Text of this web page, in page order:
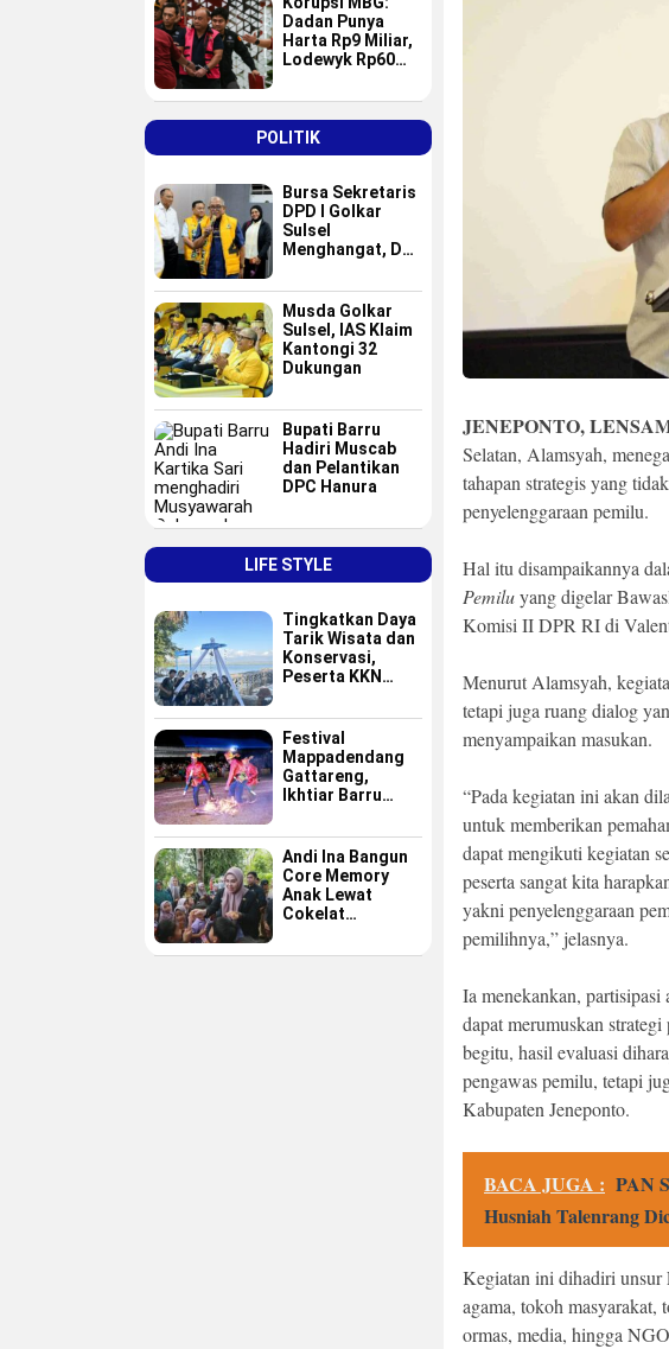
Dadan Punya
Harta Rp9 Miliar,
Lodewyk Rp60
POLITIK
Bursa Sekretaris
DPD I Golkar
Sulsel
Menghangat, Dua
Masuk Radar Tim
Formatur IAS
Musda Golkar
Sulsel, IAS Klaim
Kantongi 32
Dukungan
Bupati Barru
Hadiri Muscab
dan Pelantikan
DPC Hanura
LIFE STYLE
Tingkatkan Daya
Tarik Wisata dan
Konservasi,
Peserta KKN
Persembahkan
Spot Foto
Instagramable di
Pulau Pannikiang
Festival
Mappadendang
Gattareng,
Ikhtiar Barru
Budaya sebagai
Destinasi Wisata
Andi Ina Bangun
Core Memory
Anak Lewat
Cokelat
JENEPONTO,
Selatan, Alamsyah,
tahapan strategis yang
penyelenggaraan pemilu.
Hal itu disampaikannya
Pemiluyang digelar
Komisi II DPR RI di
Menurut Alamsyah,
tetapi juga ruang dialog
menyampaikan masukan.
“Pada kegiatan ini akan
untuk memberikan
dapat mengikuti kegiatan
peserta sangat kita
yakni penyelenggaraan
pemilihnya,” jelasnya.
Ia menekankan, partisipasi
dapat merumuskan
begitu, hasil evaluasi
pengawas pemilu, tetapi
Kabupaten Jeneponto.
BACA JUGA : PAN
Husniah Talenrang
Kegiatan ini dihadiri
agama, tokoh masyarakat,
ormas, media, hingga